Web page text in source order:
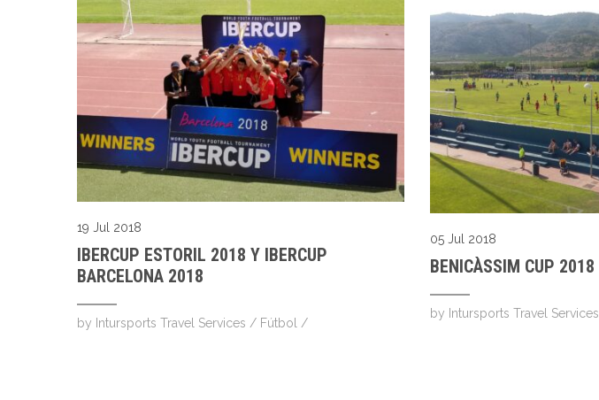
19 Jul 2018
IBERCUP ESTORIL 2018 Y IBERCUP
BARCELONA 2018
by Intursports Travel Services / Fútbol /
05 Jul 2018
BENICÀSSIM CUP 2018
by Intursports Travel Services